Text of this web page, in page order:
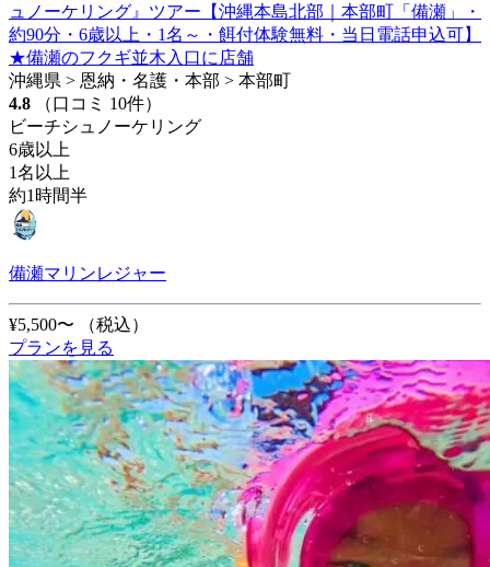
ュノーケリング』ツアー【沖縄本島北部｜本部町「備瀬」・
約90分・6歳以上・1名～・餌付体験無料・当日電話申込可】
★備瀬のフクギ並木入口に店舗
沖縄県 > 恩納・名護・本部 > 本部町
4.8
（口コミ 10件）
ビーチシュノーケリング
6歳以上
1名以上
約1時間半
備瀬マリンレジャー
¥5,500〜
（税込）
プランを見る